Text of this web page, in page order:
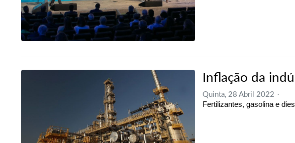
Inflação da
Quinta, 28 Abril 2022
Fertilizantes, gasolina e